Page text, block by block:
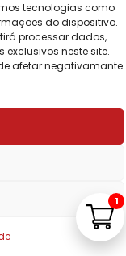
tecnologias como
do dispositivo.
processar dados,
neste site.
afetar negativamante
Todos os
1